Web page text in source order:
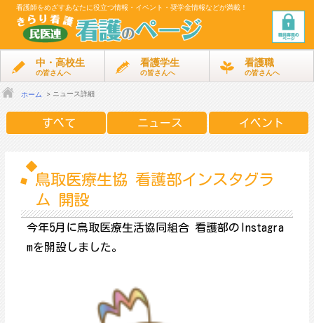
看護師をめざすあなたに役立つ情報・イベント・奨学金情報などが満載！
中・高校生
の皆さんへ
看護学生
の皆さんへ
看護職
の皆さんへ
ホーム ニュース詳細
すべて ニュース イベント
鳥取医療生協 看護部インスタグラ
ム 開設
今年5月に鳥取医療生活協同組合 看護部のInstagra
mを開設しました。